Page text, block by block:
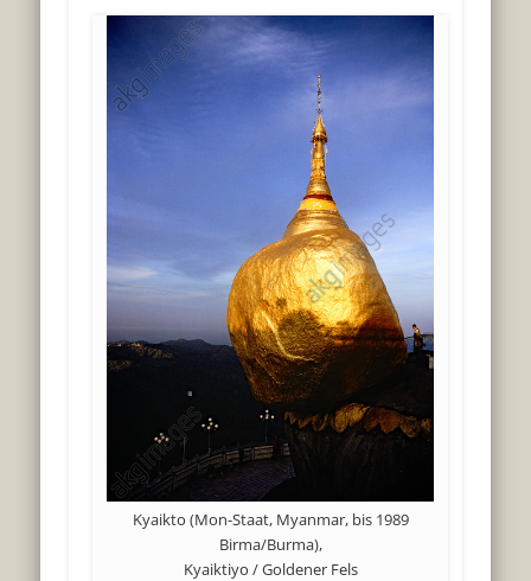
Kyaikto (Mon-Staat, Myanmar, bis 1989
Birma/Burma),
Kyaiktiyo / Goldener Fels